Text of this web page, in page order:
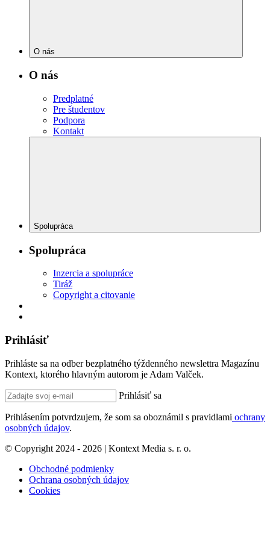
O nás
O nás
Predplatné
Pre študentov
Podpora
Kontakt
Spolupráca
Spolupráca
Inzercia a spolupráce
Tiráž
Copyright a citovanie
Prihlásiť
Prihláste sa na odber bezplatného týždenného newslettra Magazínu
Kontext, ktorého hlavným autorom je Adam Valček.
Prihlásiť sa
Prihlásením potvrdzujem, že som sa oboznámil s pravidlami ochrany
osobných údajov.
© Copyright 2024 - 2026 | Kontext Media s. r. o.
Obchodné podmienky
Ochrana osobných údajov
Cookies